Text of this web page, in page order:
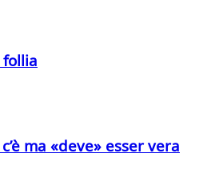
ma «deve» esser vera